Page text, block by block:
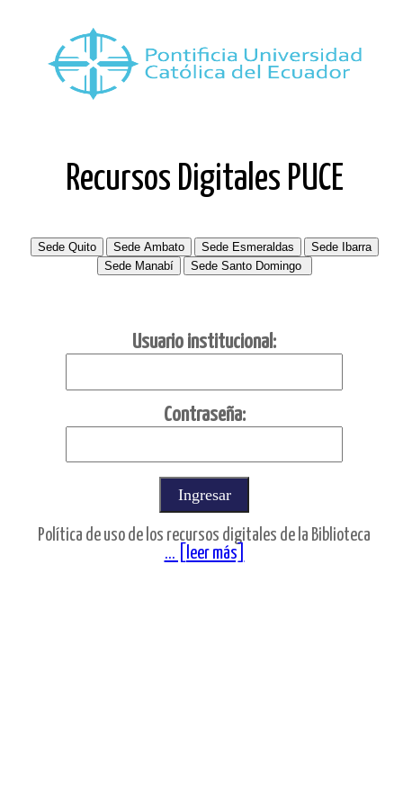
Recursos Digitales PUCE
Usuario institucional:
Contraseña:
Política de uso de los recursos digitales de la Biblioteca
... [leer más]